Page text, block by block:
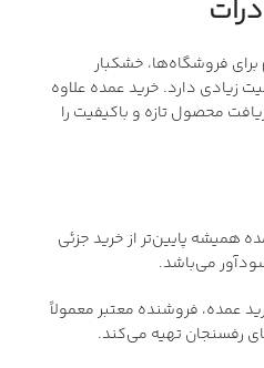
فروشگاه‌ها، خشکبار
زیادی دارد. خرید عمده علاوه
محصول تازه و باکیفیت را
همیشه پایین‌تر از خرید جزئی
می‌باشد.
عمده، فروشنده معتبر معمولاً
رفسنجان تهیه می‌کند.